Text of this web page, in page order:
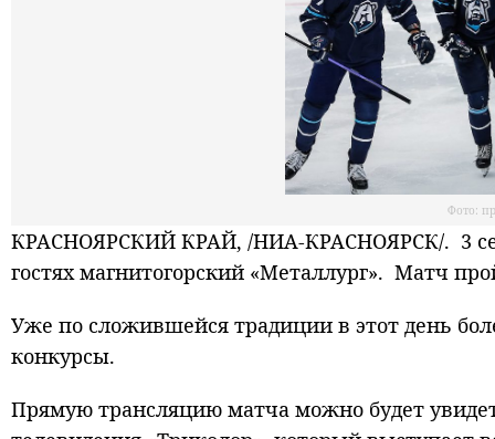
Фото:
КРАСНОЯРСКИЙ КРАЙ, /НИА-КРАСНОЯРСК/. 3
гостях магнитогорский «Металлург». Матч
Уже по сложившейся традиции в этот день
конкурсы.
Прямую трансляцию матча можно будет